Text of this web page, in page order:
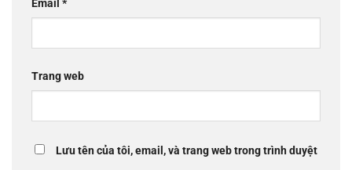
Email *
Trang web
Lưu tên của tôi, email, và trang web trong trình duyệt